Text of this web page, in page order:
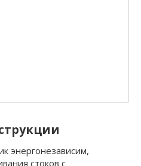
энергонезависим,
стоков с